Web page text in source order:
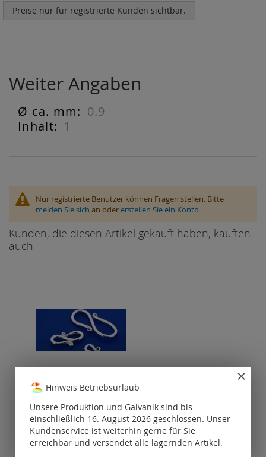
Preise nur für registrierte Kunden sichtbar.
Weiter Angaben
Weiter
Angaben
0.9
1
Nur registrierte Benutzer können Fragen stellen. Bitte
melden Sie sich an odererstellen Sie ein Konto
Kunden, die diesen Artikel gekauft haben, kauften
auch
Preise nur für
registrierte
Kunden
Hinweis Betriebsurlaub
Unsere Produktion und Galvanik sind bis
einschließlich 16. August 2026 geschlossen. Unser
Kundenservice ist weiterhin gerne für Sie
erreichbar und versendet alle lagernden Artikel.